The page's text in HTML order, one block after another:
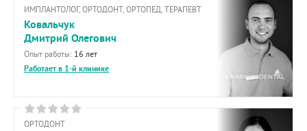
ИМПЛАНТОЛОГ, ОРТОДОНТ, ОРТОПЕД, ТЕРАПЕВТ
Ковальчук
Дмитрий Олегович
Опыт работы: 16 лет
Работает в 1-й клинике
ОРТОДОНТ